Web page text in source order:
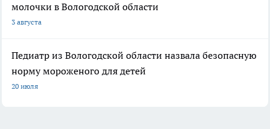
молочки в Вологодской области
3 августа
Педиатр из Вологодской области назвала безопасную
норму мороженого для детей
20 июля